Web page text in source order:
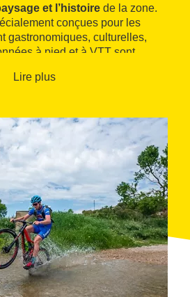
et l’histoire de la zone.
conçues pour les
gastronomiques, culturelles,
à pied et à VTT sont
Lire plus